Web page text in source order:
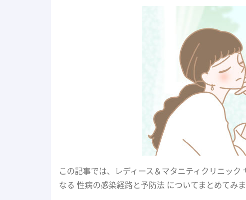
この記事では、レディース＆マタニティクリニッ
なる 性病の感染経路と予防法 についてまとめてみま